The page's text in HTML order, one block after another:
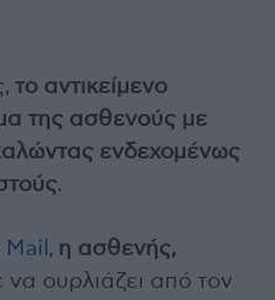
το αντικείμενο
της ασθενούς με
ενδεχομένως
.
, η ασθενής,
να ουρλιάζει από τον